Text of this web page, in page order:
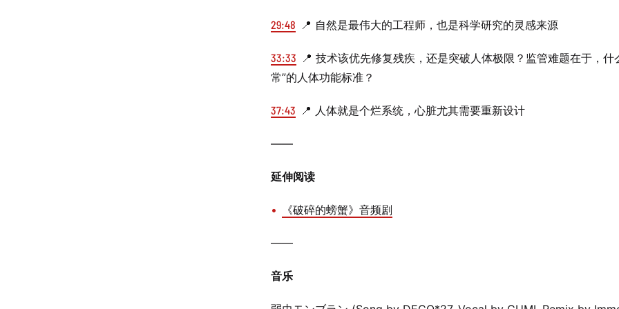
29:48 📍 自然是最伟大的工程师，也是科学研究的灵感来源
33:33 📍 技术该优先修复残疾，还是突破人体极限？监管难题在于，什
常”的人体功能标准？
37:43 📍 人体就是个烂系统，心脏尤其需要重新设计
——
延伸阅读
《破碎的螃蟹》音频剧
——
音乐